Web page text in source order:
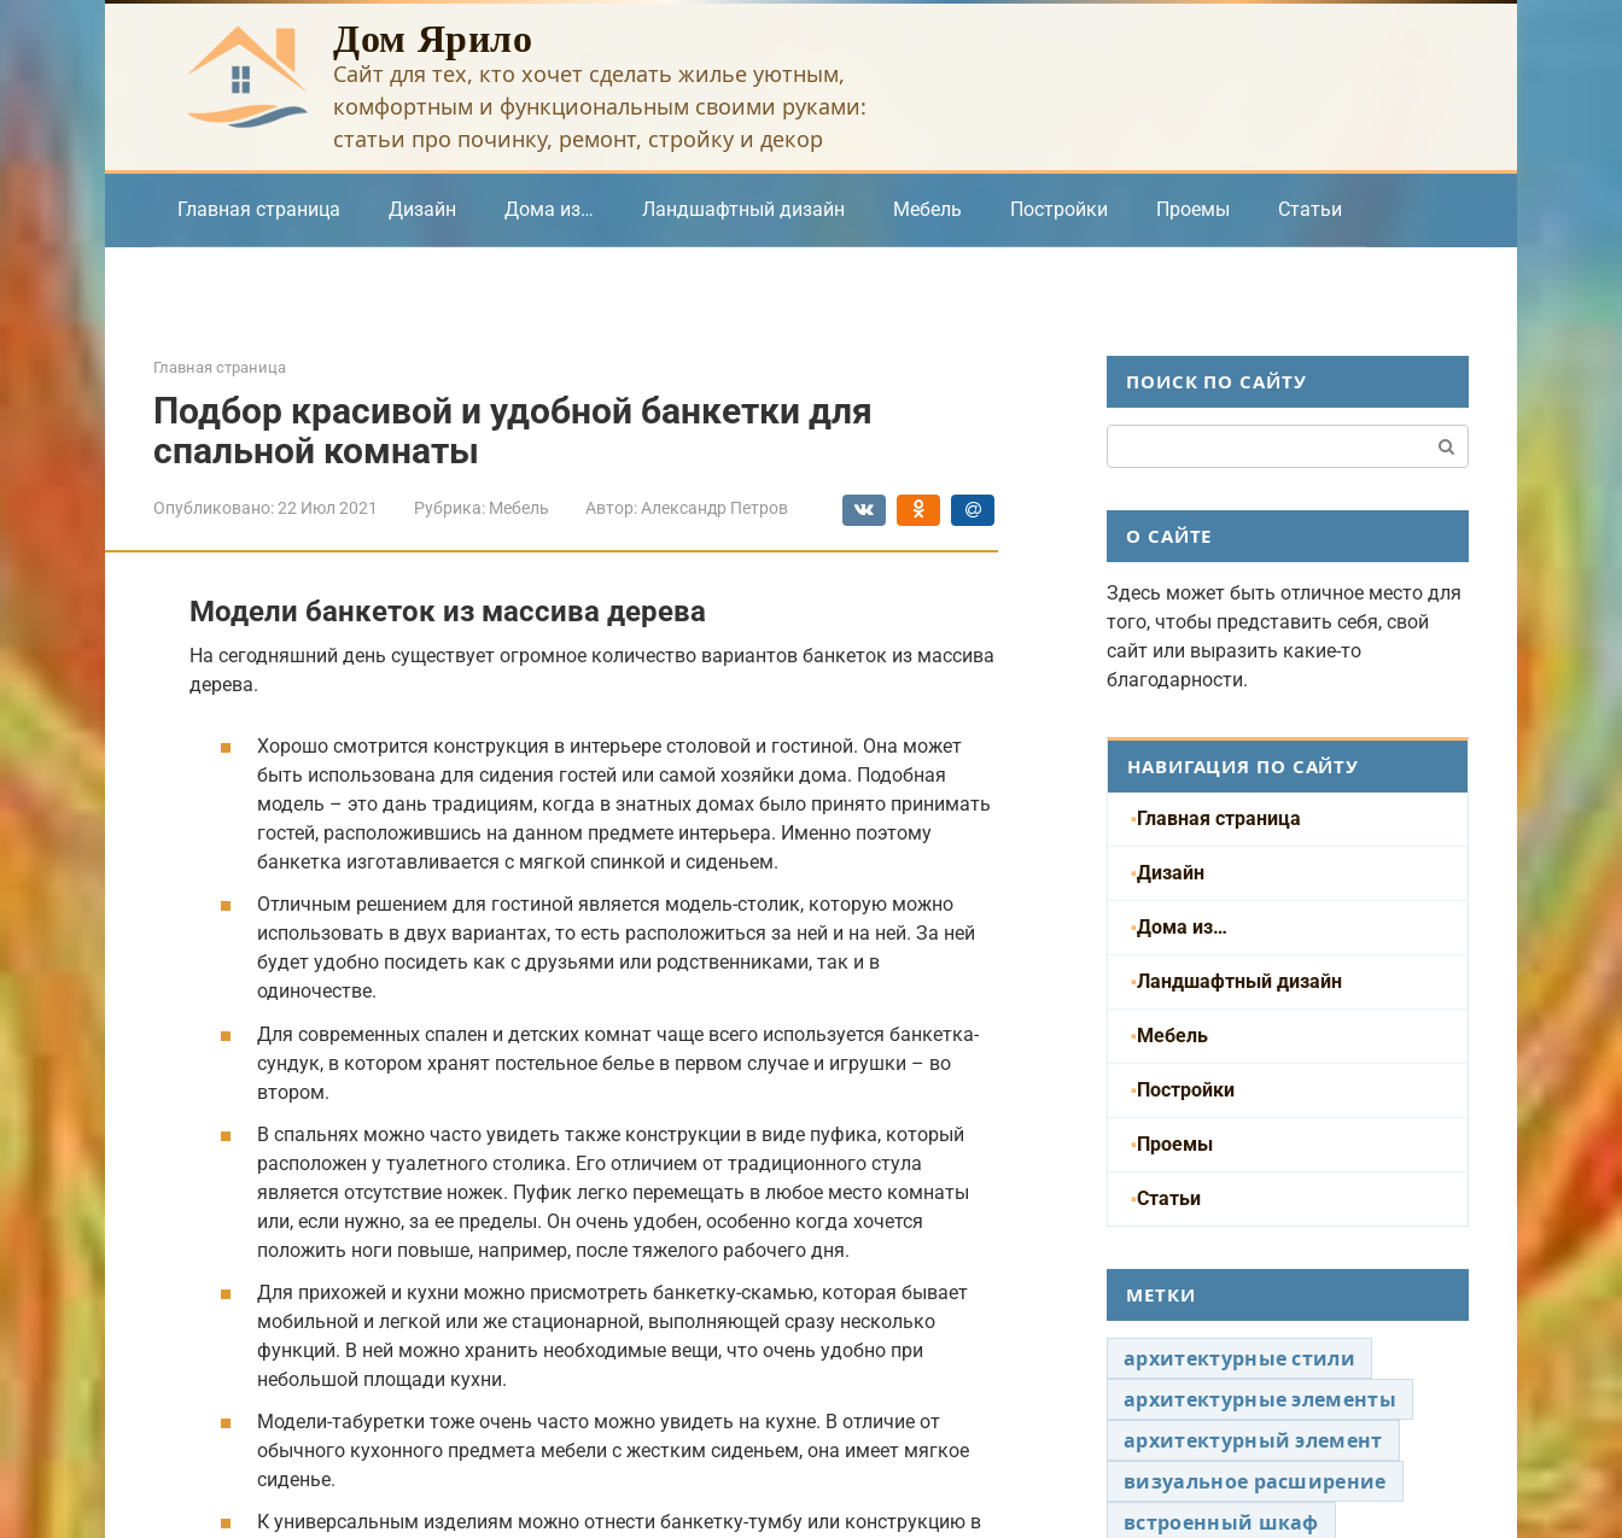
Дом Ярило
Сайт для тех, кто хочет сделать жилье уютным,
комфортным и функциональным своими руками:
статьи про починку, ремонт, стройку и декор
Главная страница Дизайн Дома из… Ландшафтный дизайн Мебель Постройки Проемы Статьи
Главная страница
Подбор красивой и удобной банкетки для
спальной комнаты
Опубликовано:22 Июл 2021 Рубрика: Мебель Автор: Александр Петров
Модели банкеток из массива дерева
На сегодняшний день существует огромное количество вариантов банкеток из массива
дерева.
Хорошо смотрится конструкция в интерьере столовой и гостиной. Она может
быть использована для сидения гостей или самой хозяйки дома. Подобная
модель – это дань традициям, когда в знатных домах было принято принимать
гостей, расположившись на данном предмете интерьера. Именно поэтому
банкетка изготавливается с мягкой спинкой и сиденьем.
Отличным решением для гостиной является модель-столик, которую можно
использовать в двух вариантах, то есть расположиться за ней и на ней. За ней
будет удобно посидеть как с друзьями или родственниками, так и в
одиночестве.
Для современных спален и детских комнат чаще всего используется банкетка-
сундук, в котором хранят постельное белье в первом случае и игрушки – во
втором.
В спальнях можно часто увидеть также конструкции в виде пуфика, который
расположен у туалетного столика. Его отличием от традиционного стула
является отсутствие ножек. Пуфик легко перемещать в любое место комнаты
или, если нужно, за ее пределы. Он очень удобен, особенно когда хочется
положить ноги повыше, например, после тяжелого рабочего дня.
Для прихожей и кухни можно присмотреть банкетку-скамью, которая бывает
мобильной и легкой или же стационарной, выполняющей сразу несколько
функций. В ней можно хранить необходимые вещи, что очень удобно при
небольшой площади кухни.
Модели-табуретки тоже очень часто можно увидеть на кухне. В отличие от
обычного кухонного предмета мебели с жестким сиденьем, она имеет мягкое
сиденье.
К универсальным изделиям можно отнести банкетку-тумбу или конструкцию в
ПОИСК ПО САЙТУ
О САЙТЕ
Здесь может быть отличное место для
того, чтобы представить себя, свой
сайт или выразить какие-то
благодарности.
НАВИГАЦИЯ ПО САЙТУ
Главная страница
Дизайн
Дома из…
Ландшафтный дизайн
Мебель
Постройки
Проемы
Статьи
МЕТКИ
архитектурные стили
архитектурные элементы
архитектурный элемент
визуальное расширение
встроенный шкаф